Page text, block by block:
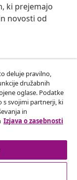
ki prejemajo
novosti od
deluje pravilno,
družabnih
oglase. Podatke
s svojimi partnerji, ki
in
Izjava o zasebnosti